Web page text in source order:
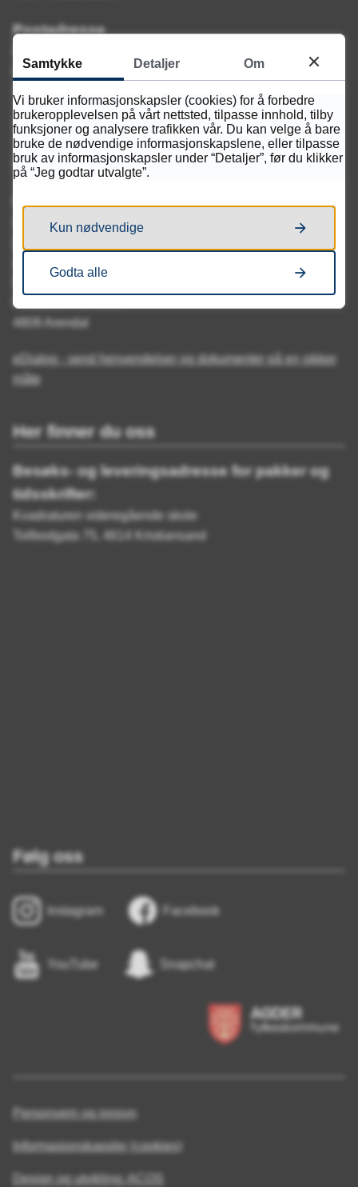
Postadresse
Postboks 788 Stoa
Send e-post:kontakt@kvadraturen.vgs.no
Organisasjonsnummer: 921 707 134
EHF: 921 707 134
Postboks 788 Stoa
4809 Arendal
eDialog - send henvendelser og dokumenter på en sikker
måte
Her finner du oss
Besøks- og leveringsadresse for pakker og
tidsskrifter:
Kvadraturen videregående skole
Tollbodgata 75, 4614 Kristiansand
Følg oss
Instagram Facebook
YouTube Snapchat
Personvern og innsyn
Informasjonskapsler (cookies)
Design og utvikling: ACOS
Samtykke Detaljer Om
Vi bruker informasjonskapsler (cookies) for å forbedre
brukeropplevelsen på vårt nettsted, tilpasse innhold, tilby
funksjoner og analysere trafikken vår. Du kan velge å bare
bruke de nødvendige informasjonskapslene, eller tilpasse
bruk av informasjonskapsler under “Detaljer”, før du klikker
på “Jeg godtar utvalgte”.
Kun nødvendige
Godta alle